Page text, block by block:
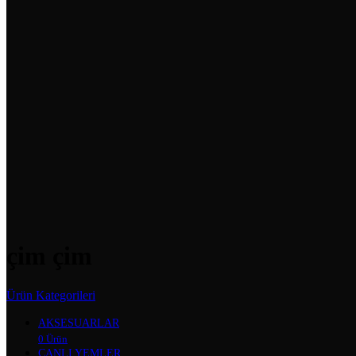
Ürün Kategorileri
AKSESUARLAR
0 Ürün
CANLI YEMLER